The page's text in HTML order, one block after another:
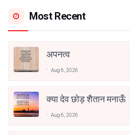
Most Recent
अपनत्व
Aug 6, 2026
क्या देव छोड़ शैतान मनाऊँ
Aug 6, 2026